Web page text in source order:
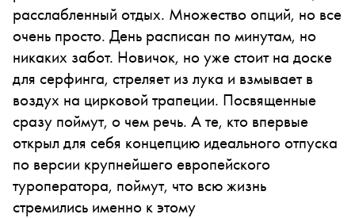
расслабленный отдых. Множество опций, но все
очень просто. День расписан по минутам, но
никаких забот. Новичок, но уже стоит на доске
для серфинга, стреляет из лука и взмывает в
воздух на цирковой трапеции. Посвященные
сразу поймут, о чем речь. А те, кто впервые
открыл для себя концепцию идеального отпуска
по версии крупнейшего европейского
туроператора, поймут, что всю жизнь
стремились именно к этому